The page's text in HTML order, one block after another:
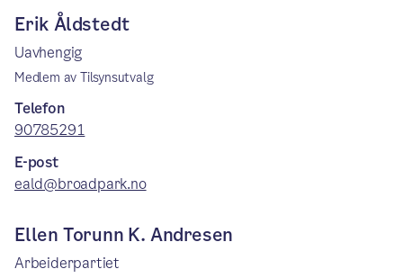
Erik Åldstedt
Uavhengig
Medlem av Tilsynsutvalg
Telefon
90785291
E-post
eald@broadpark.no
Ellen Torunn K. Andresen
Arbeiderpartiet